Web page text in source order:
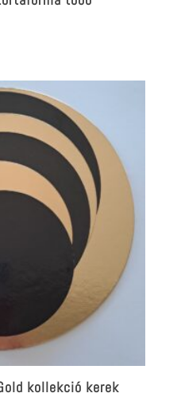
kollekció kerek